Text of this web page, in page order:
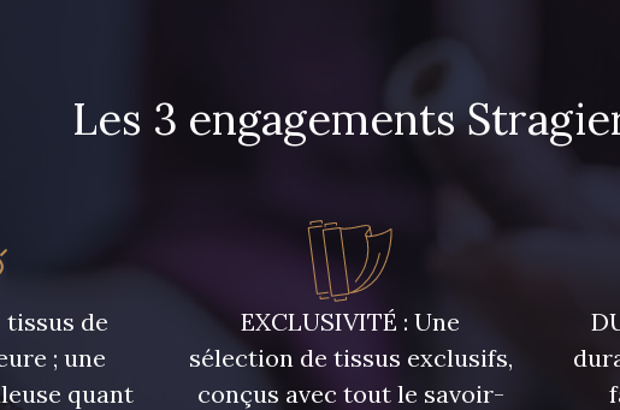
Les 3 engagements
tissus de
; une
quant
EXCLUSIVITÉ : Une
sélection de tissus exclusifs,
conçus avec tout le savoir-